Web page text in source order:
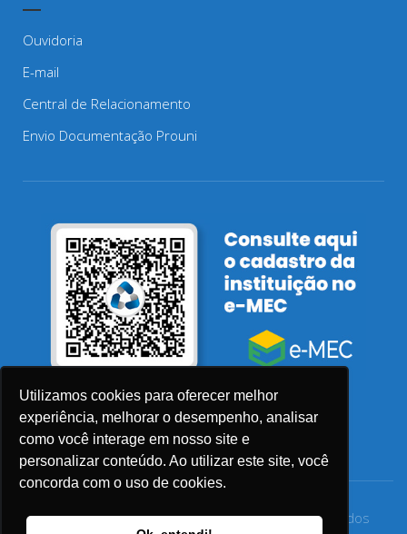
Utilizamos cookies para oferecer melhor
experiência, melhorar o desempenho, analisar
como você interage em nosso site e
personalizar conteúdo. Ao utilizar este site, você
concorda com o uso de cookies.
Ouvidoria
E-mail
Central de Relacionamento
Envio Documentação Prouni
© 2026 Faculdade Sensu – Todos os direitos reservados